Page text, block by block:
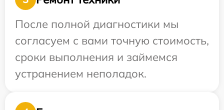
После полной диагностики мы
согласуем с вами точную стоимость,
сроки выполнения и займемся
устранением неполадок.